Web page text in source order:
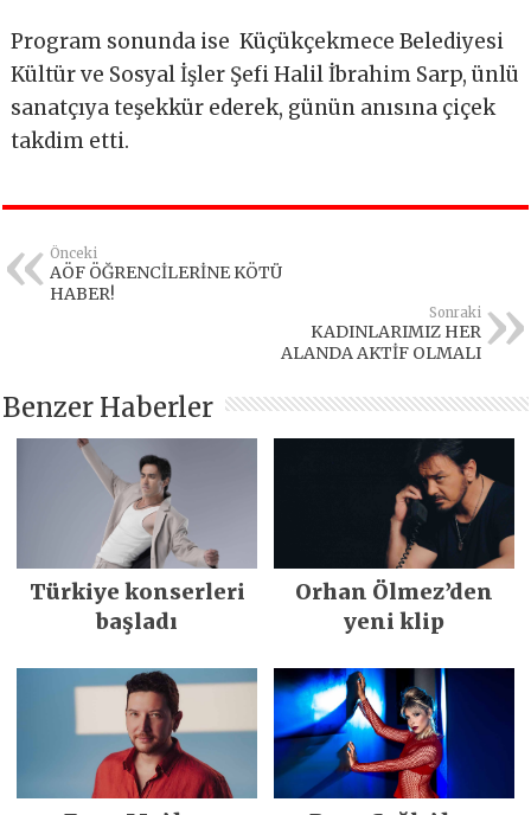
Program sonunda ise Küçükçekmece Belediyesi
Kültür ve Sosyal İşler Şefi Halil İbrahim Sarp, ünlü
sanatçıya teşekkür ederek, günün anısına çiçek
takdim etti.
Önceki
AÖF ÖĞRENCİLERİNE KÖTÜ
HABER!
Sonraki
KADINLARIMIZ HER
ALANDA AKTİF OLMALI
Benzer Haberler
Türkiye konserleri
başladı
Orhan Ölmez’den
yeni klip